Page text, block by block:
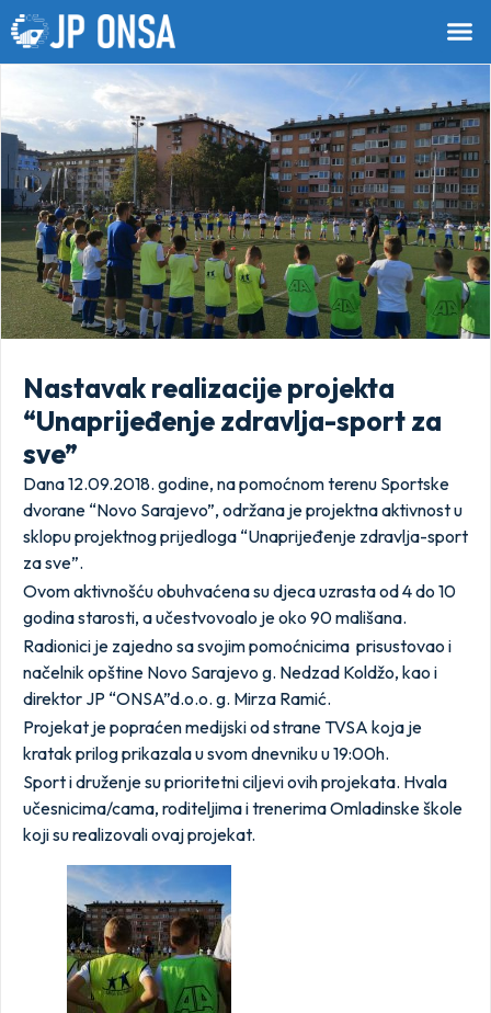
Nastavak realizacije projekta
“Unaprijeđenje zdravlja-sport za
sve”
Dana 12.09.2018. godine, na pomoćnom terenu Sportske
dvorane “Novo Sarajevo”, održana je projektna aktivnost u
sklopu projektnog prijedloga “Unaprijeđenje zdravlja-sport
za sve”.
Ovom aktivnošću obuhvaćena su djeca uzrasta od 4 do 10
godina starosti, a učestvovoalo je oko 90 mališana.
Radionici je zajedno sa svojim pomoćnicima prisustovao i
načelnik opštine Novo Sarajevo g. Nedzad Koldžo, kao i
direktor JP “ONSA”d.o.o. g. Mirza Ramić.
Projekat je popraćen medijski od strane TVSA koja je
kratak prilog prikazala u svom dnevniku u 19:00h.
Sport i druženje su prioritetni ciljevi ovih projekata. Hvala
učesnicima/cama, roditeljima i trenerima Omladinske škole
koji su realizovali ovaj projekat.